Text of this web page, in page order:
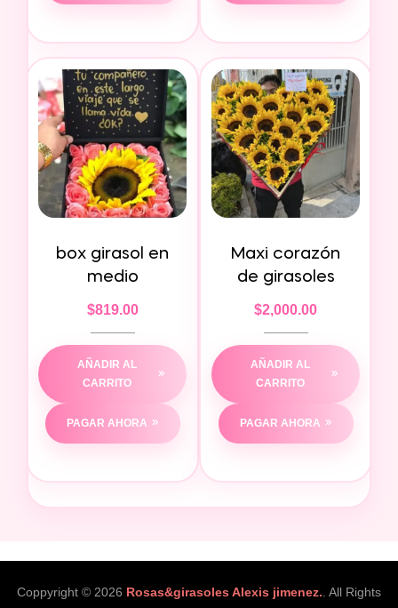
box girasol en
medio
$819.00
AÑADIR AL
CARRITO
PAGAR AHORA
Maxi corazón
de girasoles
$2,000.00
AÑADIR AL
CARRITO
PAGAR AHORA
Coppyright © 2026 Rosas&girasoles Alexis jimenez. . All Rights